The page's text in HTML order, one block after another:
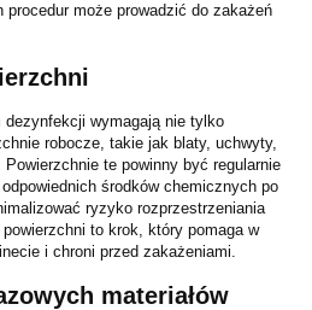
procedur może prowadzić do zakażeń
wymagają nie tylko
robocze, takie jak blaty, uchwyty,
te powinny być regularnie
środków chemicznych po
ryzyko rozprzestrzeniania
to krok, który pomaga w
i chroni przed zakażeniami.
materiałów